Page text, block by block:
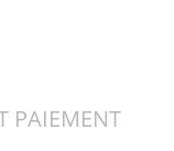
PAIEMENT